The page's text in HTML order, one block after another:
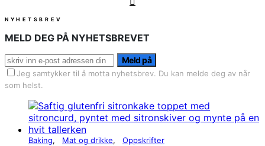
NYHETSBREV
MELD DEG PÅ NYHETSBREVET
Meld på
Jeg samtykker til å motta nyhetsbrev. Du kan melde deg av når
som helst.
Baking Mat og drikke Oppskrifter